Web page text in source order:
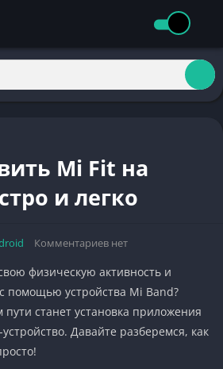
Mi Fit на
и легко
Комментариев нет
физическую активность и
помощью устройства Mi Band?
станет установка приложения
Давайте разберемся, как